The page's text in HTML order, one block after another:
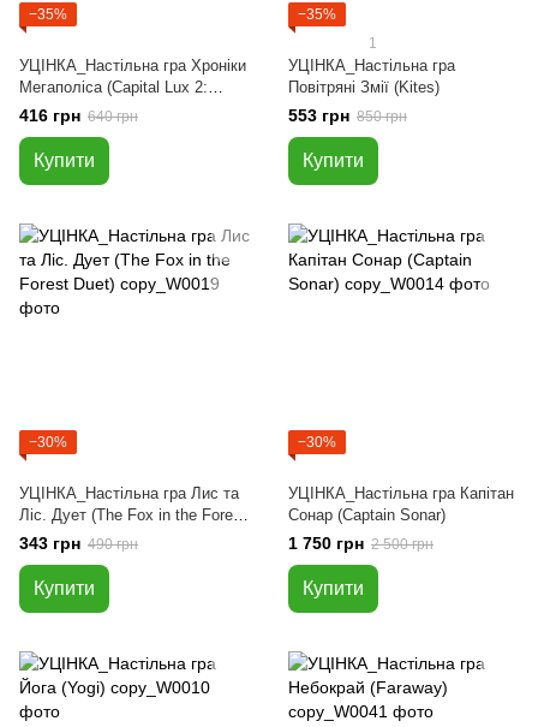
−35%
УЦІНКА_Настільна гра Хроніки
Мегаполіса (Capital Lux 2:
Pocket)
416 грн 640 грн
Купити
−35%
1
УЦІНКА_Настільна гра
Повітряні Змії (Kites)
553 грн 850 грн
Купити
−30%
УЦІНКА_Настільна гра Лис та
Ліс. Дует (The Fox in the Forest
Duet)
343 грн 490 грн
Купити
−30%
УЦІНКА_Настільна гра Капітан
Сонар (Captain Sonar)
1 750 грн 2 500 грн
Купити